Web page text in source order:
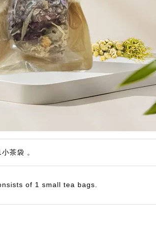
茶袋 。
of 1 small tea bags.